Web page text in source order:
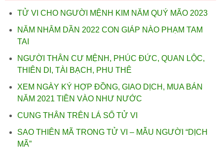
TỬ VI CHO NGƯỜI MỆNH KIM NĂM QUÝ MÃO 2023
NĂM NHÂM DẦN 2022 CON GIÁP NÀO PHẠM TAM
TAI
NGƯỜI THÂN CƯ MỆNH, PHÚC ĐỨC, QUAN LỘC,
THIÊN DI, TÀI BẠCH, PHU THÊ
XEM NGÀY KÝ HỢP ĐỒNG, GIAO DỊCH, MUA BÁN
NĂM 2021 TIỀN VÀO NHƯ NƯỚC
CUNG THÂN TRÊN LÁ SỐ TỬ VI
SAO THIÊN MÃ TRONG TỬ VI – MẪU NGƯỜI “DỊCH
MÃ”